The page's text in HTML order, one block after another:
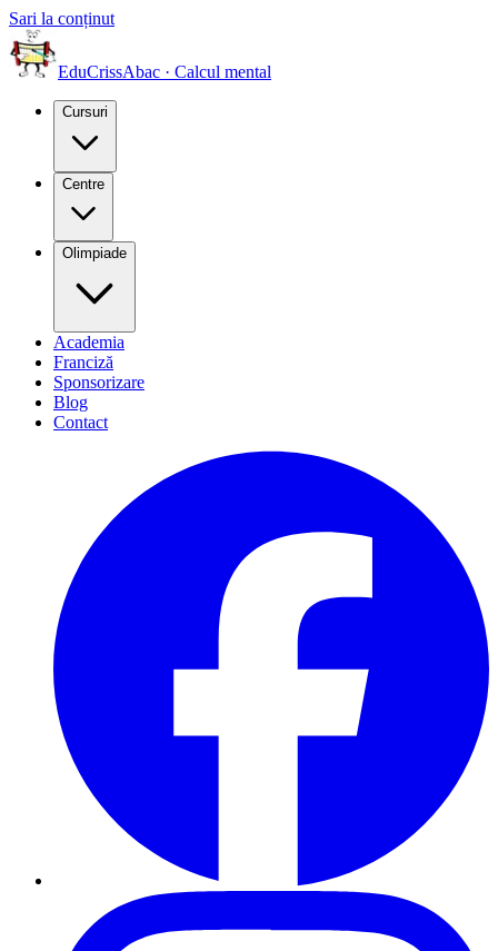
Sari la conținut
EduCrissAbac · Calcul mental
Cursuri
Centre
Olimpiade
Academia
Franciză
Sponsorizare
Blog
Contact